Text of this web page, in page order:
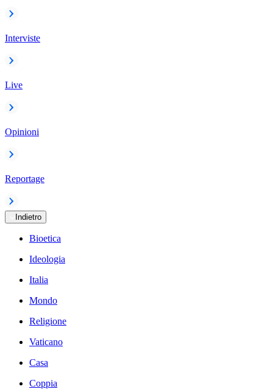
Interviste
Live
Opinioni
Reportage
Indietro
Bioetica
Ideologia
Italia
Mondo
Religione
Vaticano
Casa
Coppia